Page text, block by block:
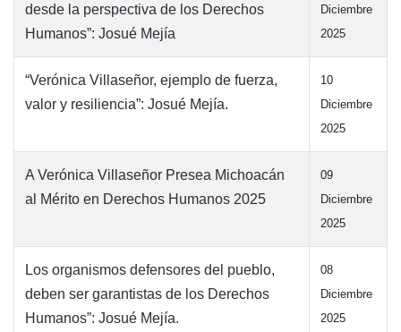
desde la perspectiva de los Derechos
Humanos”: Josué Mejía
Diciembre
2025
“Verónica Villaseñor, ejemplo de fuerza,
valor y resiliencia”: Josué Mejía.
10
Diciembre
2025
A Verónica Villaseñor Presea Michoacán
al Mérito en Derechos Humanos 2025
09
Diciembre
2025
Los organismos defensores del pueblo,
deben ser garantistas de los Derechos
Humanos”: Josué Mejía.
08
Diciembre
2025